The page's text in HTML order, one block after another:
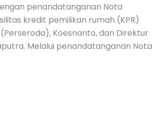
penandatanganan Nota
kredit pemilikan rumah (KPR)
Koesnanto, dan Direktur
Melalui penandatanganan Nota